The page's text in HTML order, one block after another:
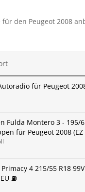
den Peugeot 2008
für Peugeot
Fulda Montero 3 - 195/
für Peugeot 2008 (EZ
4 215/55 R18
⛽